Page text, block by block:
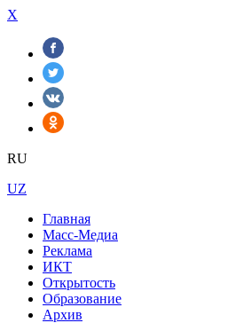
X
RU
UZ
Главная
Масс-Медиа
Реклама
ИКТ
Открытость
Образование
Архив